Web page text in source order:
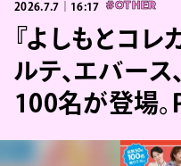
2026.7.7｜16:17 #OTHER
『よしもとコレ
ルテ、エバース
100名が登場。